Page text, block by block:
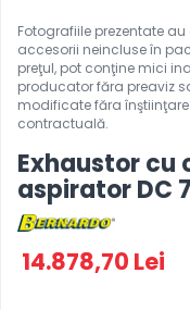
Masini de gaurit cu
masa si coloana
Masini de gaurit cu
Masini de gaurit cu
Masini de gaurit cu
curea de distributie
Masini de gaurit cu
Masini de gaurit cu
coloana
Exhaustor cu
aspirator DC
14.878,70 Lei